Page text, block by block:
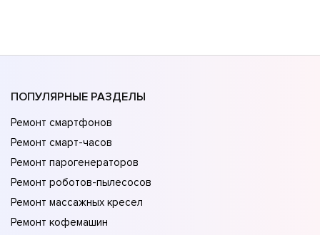
ПОПУЛЯРНЫЕ РАЗДЕЛЫ
Ремонт смартфонов
Ремонт смарт-часов
Ремонт парогенераторов
Ремонт роботов-пылесосов
Ремонт массажных кресел
Ремонт кофемашин